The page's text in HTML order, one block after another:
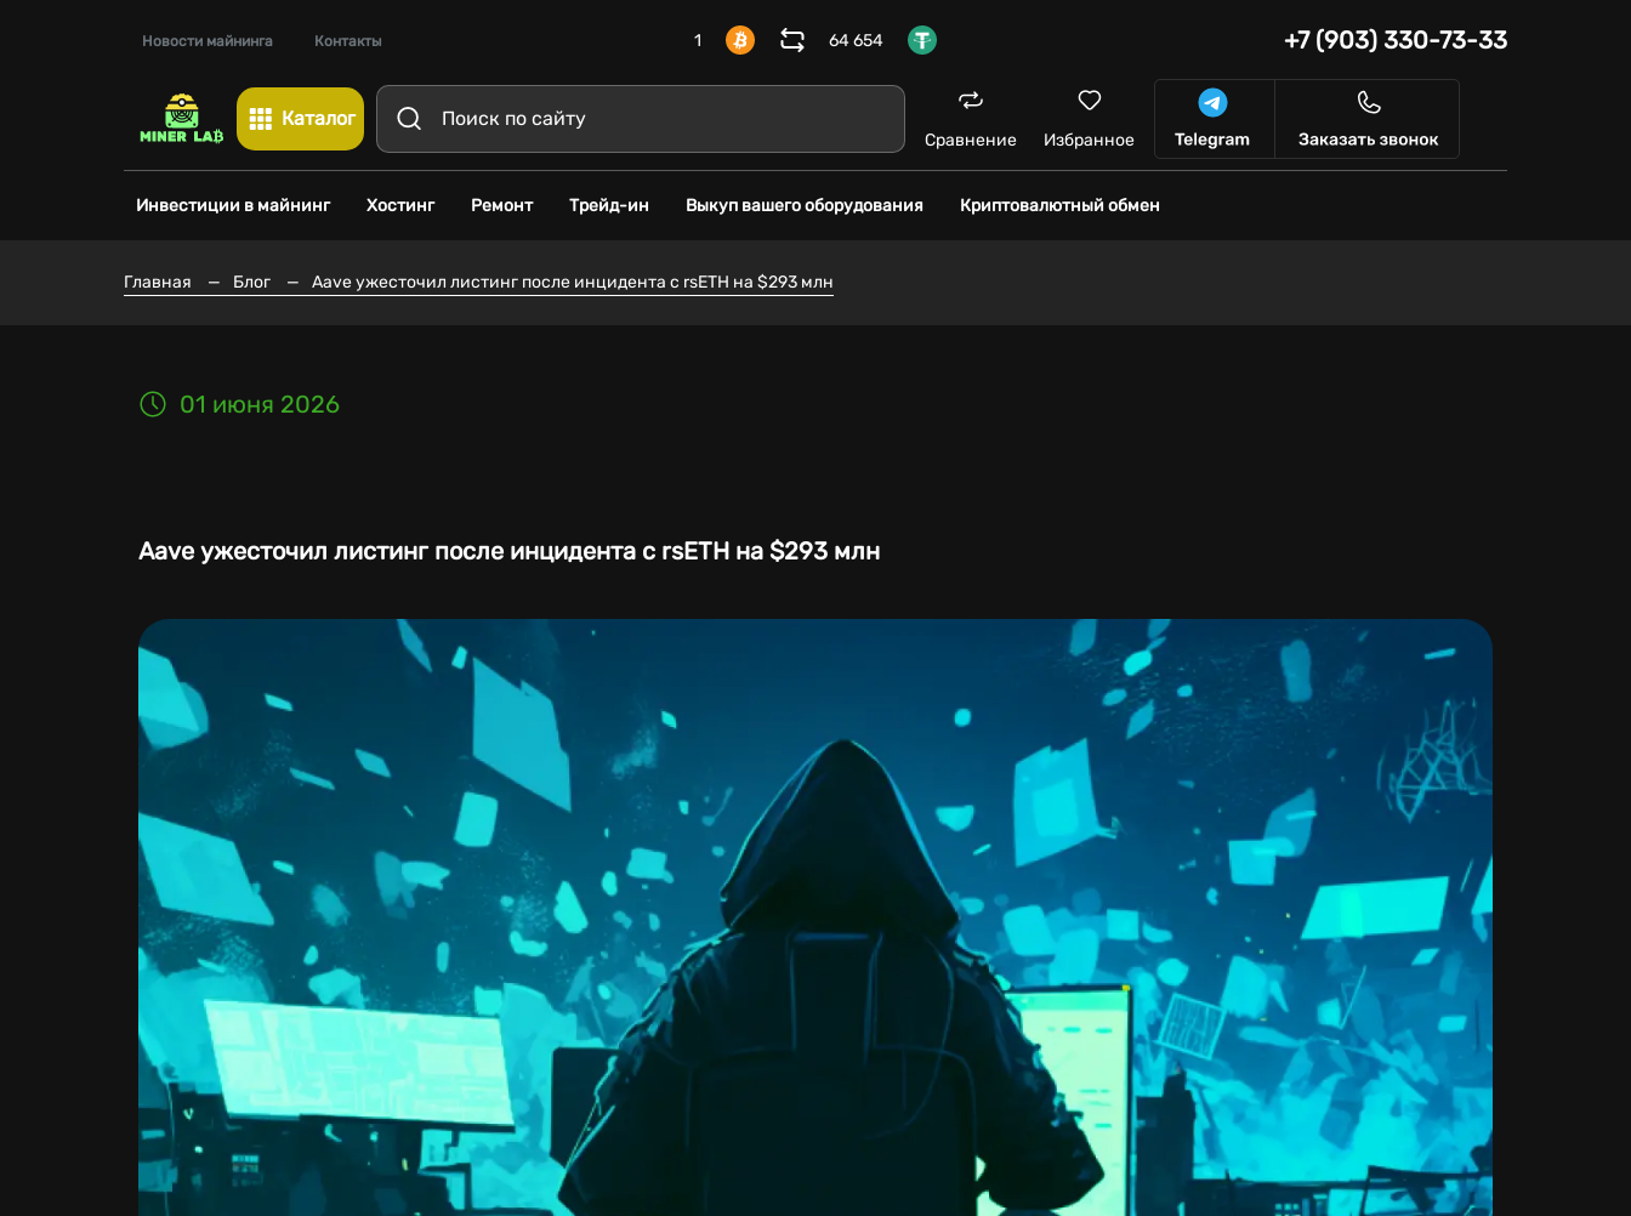
Новости майнинга Контакты 1 64 654 +7 (903) 330-73-33
Каталог
Сравнение Избранное
Инвестиции в майнинг Хостинг Ремонт Трейд-ин Выкуп вашего оборудования Криптовалютный обмен
Главная — Блог — Aave ужесточил листинг после инцидента с rsETH на $293 млн
01 июня 2026
Aave ужесточил листинг после инцидента с rsETH на $293 млн